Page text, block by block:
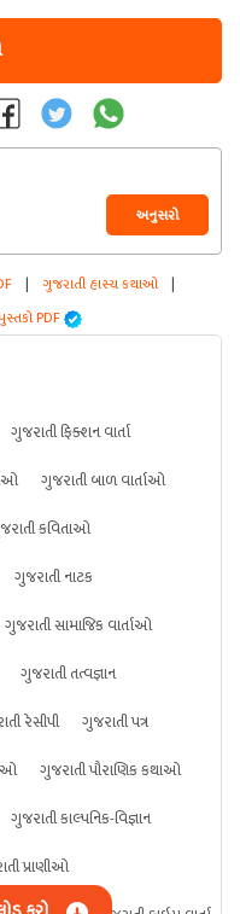
અનુસરો
| ગુજરાતી હાસ્ય કથાઓ |
PDF
ગુજરાતી ફિક્શન વાર્તા
ગુજરાતી બાળ વાર્તાઓ
કવિતાઓ
ગુજરાતી નાટક
ગુજરાતી સામાજિક વાર્તાઓ
ગુજરાતી તત્વજ્ઞાન
રેસીપી
ગુજરાતી પત્ર
ગુજરાતી પૌરાણિક કથાઓ
ગુજરાતી કાલ્પનિક-વિજ્ઞાન
પ્રાણીઓ